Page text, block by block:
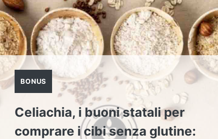
BONUS
Celiachia, i buoni statali per
comprare i cibi senza glutine: